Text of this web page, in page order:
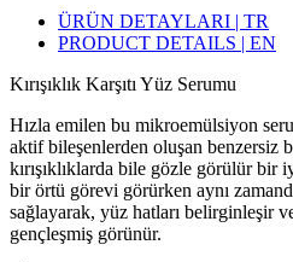
ÜRÜN DETAYLARI | TR
PRODUCT DETAILS | EN
Kırışıklık Karşıtı Yüz Serumu
Hızla emilen bu mikroemülsiyon
aktif bileşenlerden oluşan benzersiz
kırışıklıklarda bile gözle görülür bir
bir örtü görevi görürken aynı
sağlayarak, yüz hatları belirginleşir
gençleşmiş görünür.